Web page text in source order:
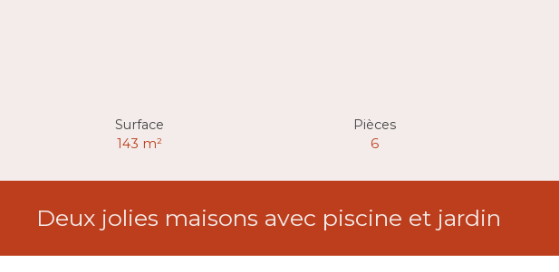
Surface
143 m²
Pièces
6
Deux jolies maisons avec piscine et jardin